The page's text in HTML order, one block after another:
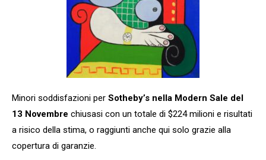
Minori soddisfazioni per Sotheby’s nella Modern Sale del
13 Novembre chiusasi con un totale di $224 milioni e risultati
a risico della stima, o raggiunti anche qui solo grazie alla
copertura di garanzie.